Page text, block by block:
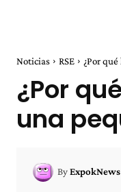
Noticias RSE ¿Por
¿Por
una
ByExpokNews